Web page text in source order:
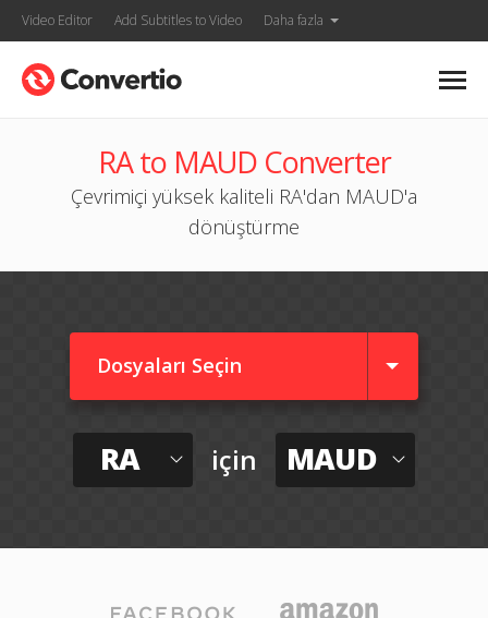
Video Editor Add Subtitles to Video Daha fazla
RA to MAUD Converter
Çevrimiçi yüksek kaliteli RA'dan MAUD'a
dönüştürme
Dosyaları Seçin
RA için MAUD